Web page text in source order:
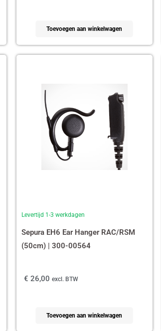
Toevoegen aan winkelwagen
Levertijd 1-3 werkdagen
Sepura EH6 Ear Hanger RAC/RSM
(50cm) | 300-00564
€ 26,00 excl. BTW
Toevoegen aan winkelwagen